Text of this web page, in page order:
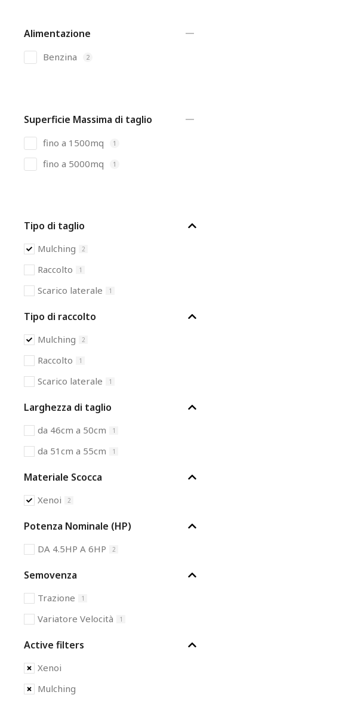
Alimentazione
Benzina 2
Superficie Massima di taglio
fino a 1500mq 1
fino a 5000mq 1
Tipo di taglio
Mulching 2
Raccolto 1
Scarico laterale 1
Tipo di raccolto
Mulching 2
Raccolto 1
Scarico laterale 1
Larghezza di taglio
da 46cm a 50cm 1
da 51cm a 55cm 1
Materiale Scocca
Xenoi 2
Potenza Nominale (HP)
DA 4.5HP A 6HP 2
Semovenza
Trazione 1
Variatore Velocità 1
Active filters
Xenoi
Mulching